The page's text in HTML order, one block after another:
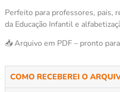
Perfeito para professores, pais,
da Educação Infantil e
📥 Arquivo em PDF – pronto
COMO RECEBEREI O